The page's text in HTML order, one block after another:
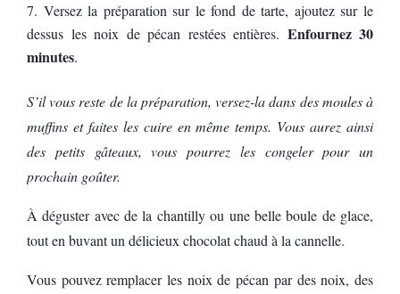
Versez la préparation sur le fond de tarte, ajoutez sur le
dessus les noix de pécan restées entières. Enfournez 30
minutes.
S’il vous reste de la préparation, versez-la dans des moules à
muffins et faites les cuire en même temps. Vous aurez ainsi
des petits gâteaux, vous pourrez les congeler pour un
prochain goûter.
À déguster avec de la chantilly ou une belle boule de glace,
tout en buvant un délicieux chocolat chaud à la cannelle.
Vous pouvez remplacer les noix de pécan par des noix, des